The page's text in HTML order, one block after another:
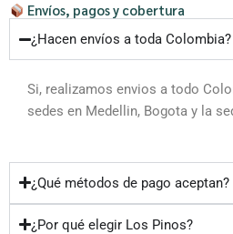
Envíos, pagos y cobertura
¿Hacen envíos a toda Colombia?
Si, realizamos envios a todo
sedes en Medellin, Bogota y la
¿Qué métodos de pago aceptan?
¿Por qué elegir Los Pinos?